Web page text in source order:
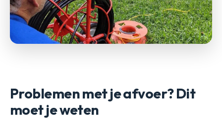
Problemen met je afvoer? Dit
moet je weten